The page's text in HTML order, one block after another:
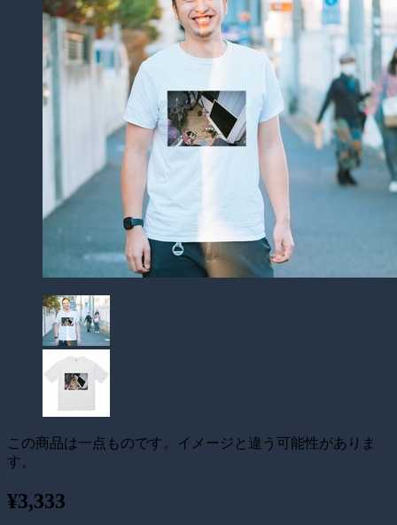
この商品は一点ものです。イメージと違う可能性がありま
す。
¥3,333